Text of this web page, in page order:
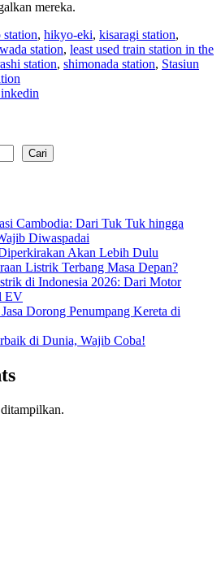
mereka.
, hikyo-eki, kisaragi station,
station, least used train station in the
station, shimonada station, Stasiun
Cari
Cambodia: Dari Tuk Tuk hingga
Diwaspadai
Akan Lebih Dulu
Listrik Terbang Masa Depan?
di Indonesia 2026: Dari Motor
EV
Dorong Penumpang Kereta di
di Dunia, Wajib Coba!